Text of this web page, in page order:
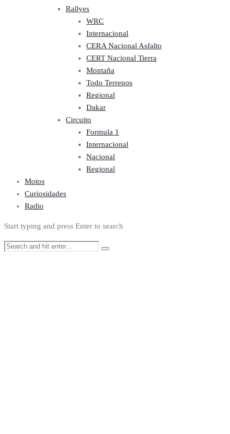
Rallyes
WRC
Internacional
CERA Nacional Asfalto
CERT Nacional Tierra
Montaña
Todo Terrenos
Regional
Dakar
Circuito
Formula 1
Internacional
Nacional
Regional
Motos
Curiosidades
Radio
Start typing and press Enter to search